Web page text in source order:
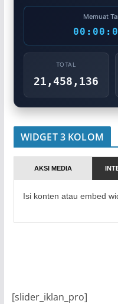
Memuat
TOTAL
21,458,136
WIDGET 3 KOLOM
AKSI MEDIA
Isi konten atau embed
[slider_iklan_pro]